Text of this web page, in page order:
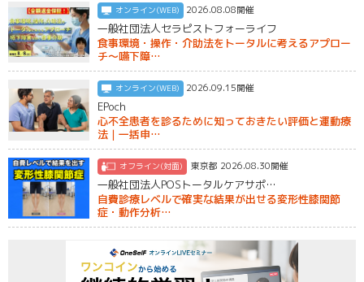
オンライン(WEB) 2026.08.08開催
一般社団法人セラピストフォーライフ
食事環境・操作・介助法をトータルに考えるアプロー
チ～嚥下障…
オンライン(WEB) 2026.09.15開催
EPoch
心不全患者を診るために知っておきたい評価と運動療
法｜一括申…
オフライン(対面) 東京都 2026.08.30開催
一般社団法人POSトータルケアサポ…
自費診療レベルで確実な結果が出せる変形性膝関節
症・動作分析…